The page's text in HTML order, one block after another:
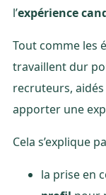
l’expérience
Tout comme les
travaillent dur
recruteurs,
apporter une
Cela s’explique
la prise en